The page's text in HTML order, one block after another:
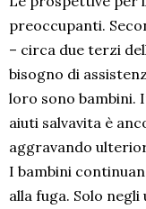
preoccupanti.
– circa due terzi
bisogno di
loro sono bambini.
aiuti salvavita è
aggravando
I bambini
alla fuga. Solo